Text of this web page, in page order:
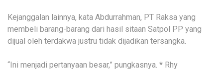
Kejanggalan lainnya, kata Abdurrahman, PT Raksa yang
membeli barang-barang dari hasil sitaan Satpol PP yang
dijual oleh terdakwa justru tidak dijadikan tersangka.
“Ini menjadi pertanyaan besar,” pungkasnya. * Rhy